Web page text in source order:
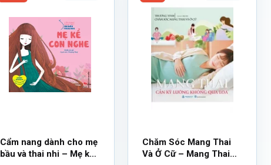
Cẩm nang dành cho mẹ
bầu và thai nhi – Mẹ kể
Chăm Sóc Mang Thai
Và Ở Cữ – Mang Thai